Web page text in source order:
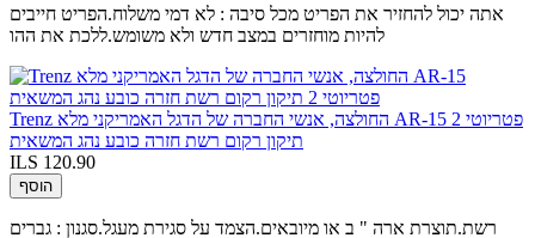
אתה יכול להחזיר את הפריט מכל סיבה : לא דמי משלוח.הפריט חייבים
להיות מוחזרים במצב חדש ולא משומש.ללכת את ההו
Trenz החולצה, אנשי החברה של הדגל האמריקני מלא AR-15 פטריוטי 2
תיקון רקום רשת חזרה כובע נהג המשאית
ILS 120.90
הוסף
רשת.תוצרת ארה " ב או מיובאים.הצמד על סגירת מעגל.סגנון : גברים